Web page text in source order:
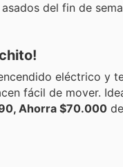
del fin de
eléctrico y
fácil de mover.
Ahorra $70.000